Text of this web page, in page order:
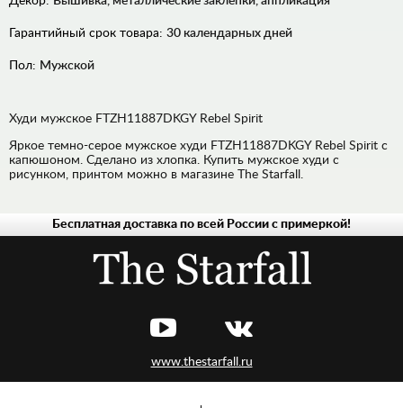
Гарантийный срок товара: 30 календарных дней
Пол: Мужской
Худи мужское FTZH11887DKGY Rebel Spirit
Яркое темно-серое мужское худи FTZH11887DKGY Rebel Spirit с
капюшоном. Сделано из хлопка. Купить мужское худи с
рисунком, принтом можно в магазине The Starfall.
МУЖСКАЯБесплатная доставка по всей России с примеркой!
www.thestarfall.ru